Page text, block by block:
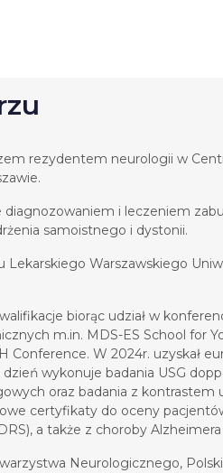
rezydentem neurologii w
diagnozowaniem i leczeniem
samoistnego i dystonii.
Lekarskiego Warszawskiego
biorąc udział w
m.in. MDS-ES School for
Conference. W 2024r. uzyskał
wykonuje badania USG
oraz badania z kontrastem
certyfikaty do oceny
a także z choroby
Neurologicznego,